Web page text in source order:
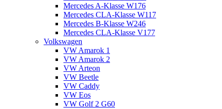
Mercedes A-Klasse W176
Mercedes CLA-Klasse W117
Mercedes B-Klasse W246
Mercedes CLA-Klasse V177
Volkswagen
VW Amarok 1
VW Amarok 2
VW Arteon
VW Beetle
VW Caddy
VW Eos
VW Golf 2 G60